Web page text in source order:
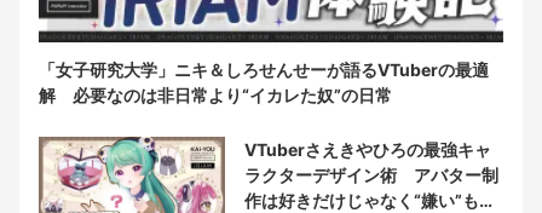
「女子研究大学」ニキ＆しろせんせーが語るVTuberの最適
解 必要なのは非日常より“イカレた奴”の日常
VTuberさえきやひろの最強キャ
ラクターデザイン術 アバター制
作は好きだけじゃなく“嫌い”もブ